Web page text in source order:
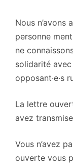
Nous n’avons
personne
ne
solidarité
opposant·e·s
La lettre
avez
Vous n’avez
ouverte vous